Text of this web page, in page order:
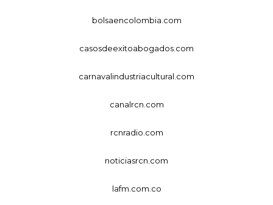
bolsaencolombia.com
casosdeexitoabogados.com
carnavalindustriacultural.com
canalrcn.com
rcnradio.com
noticiasrcn.com
lafm.com.co